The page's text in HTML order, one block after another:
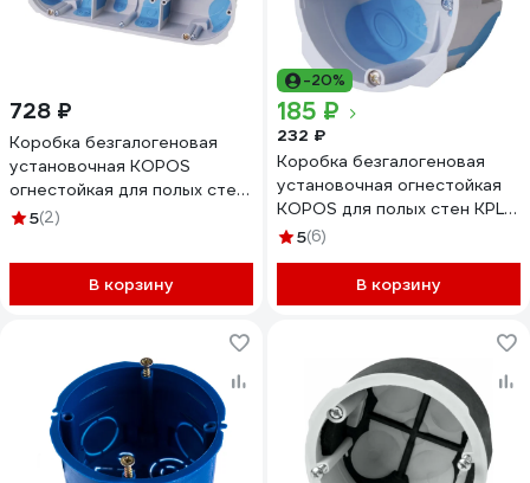
728 ₽
Коробка безгалогеновая
установочная KOPOS
огнестойкая для полых стен
KPL 64-50 / 3LD (NA)
50/3LD HF_KA
5(2)
В корзину
-20%
185 ₽
232 ₽
Коробка безгалогеновая
установочная огнестойкая
KOPOS для полых стен KPL
64-50 / LD (NA) D68x50мм
5(6)
В корзину